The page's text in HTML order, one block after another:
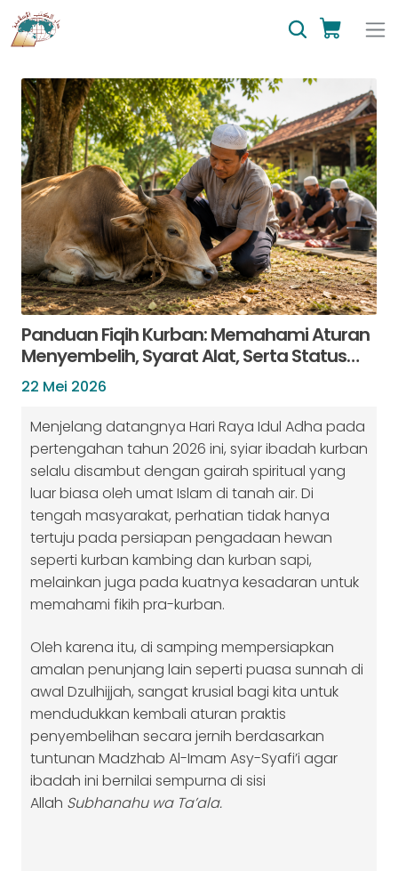
Panduan Fiqih Kurban: Memahami Aturan
Menyembelih, Syarat Alat, Serta Status
Anggota Tubuh Hewan
22 Mei 2026
Menjelang datangnya Hari Raya Idul Adha pada
pertengahan tahun 2026 ini, syiar ibadah kurban
selalu disambut dengan gairah spiritual yang
luar biasa oleh umat Islam di tanah air. Di
tengah masyarakat, perhatian tidak hanya
tertuju pada persiapan pengadaan hewan
seperti kurban kambing dan kurban sapi,
melainkan juga pada kuatnya kesadaran untuk
memahami fikih pra-kurban.
Oleh karena itu, di samping mempersiapkan
amalan penunjang lain seperti puasa sunnah di
awal Dzulhijjah, sangat krusial bagi kita untuk
mendudukkan kembali aturan praktis
penyembelihan secara jernih berdasarkan
tuntunan Madzhab Al-Imam Asy-Syafi’i agar
ibadah ini bernilai sempurna di sisi
Allah Subhanahu wa Ta’ala.